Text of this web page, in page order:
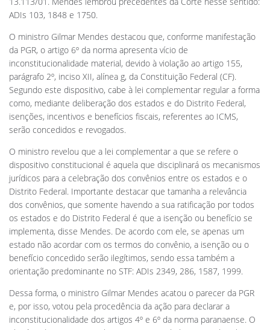
ADIs 103, 1848 e 1750.
O ministro Gilmar Mendes destacou que, conforme manifestação
da PGR, o artigo 6º da norma apresenta vício de
inconstitucionalidade material, devido à violação ao artigo 155,
parágrafo 2º, inciso XII, alínea g, da Constituição Federal (CF).
Segundo este dispositivo, cabe à lei complementar regular a forma
como, mediante deliberação dos estados e do Distrito Federal,
isenções, incentivos e benefícios fiscais, referentes ao ICMS,
serão concedidos e revogados.
O ministro revelou que a lei complementar a que se refere o
dispositivo constitucional é aquela que disciplinará os mecanismos
jurídicos para a celebração dos convênios entre os estados e o
Distrito Federal. Importante destacar que tamanha a relevância
dos convênios, que somente havendo a sua ratificação por todos
os estados e do Distrito Federal é que a isenção ou benefício se
implementa, disse Mendes. De acordo com ele, se apenas um
estado não acordar com os termos do convênio, a isenção ou o
benefício concedido serão ilegítimos, sendo essa também a
orientação predominante no STF: ADIs 2349, 286, 1587, 1999.
Dessa forma, o ministro Gilmar Mendes acatou o parecer da PGR
e, por isso, votou pela procedência da ação para declarar a
inconstitucionalidade dos artigos 4º e 6º da norma paranaense. O